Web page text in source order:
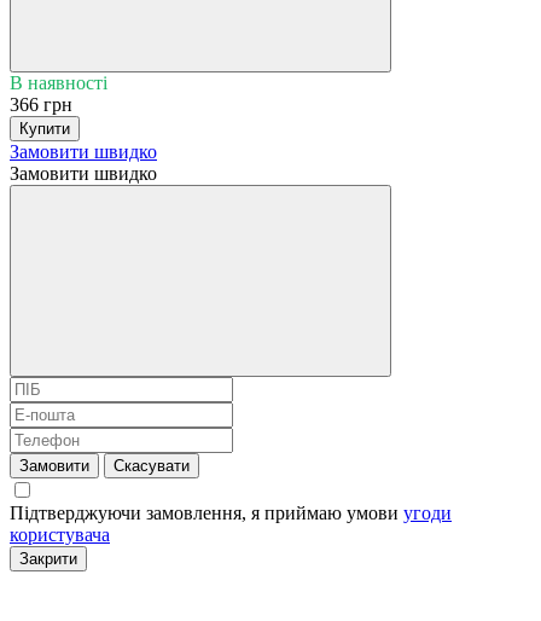
В наявності
366 грн
Купити
Замовити швидко
Замовити швидко
Замовити Скасувати
Підтверджуючи замовлення, я приймаю умови угоди
користувача
Закрити